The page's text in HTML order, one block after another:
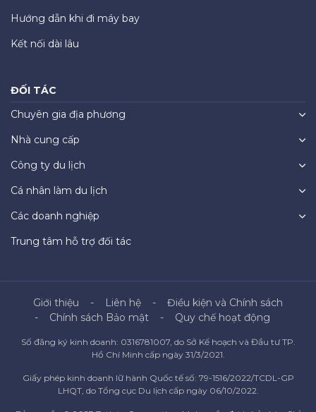
Hướng dẫn khi đi máy bay
Kết nối dài lâu
ĐỐI TÁC
Chuyên gia địa phương
Nhà cung cấp
Công ty du lịch
Cá nhân làm du lịch
Các doanh nghiệp
Trung tâm hỗ trợ đối tác
Giới thiệu Liên hệ
Điều kiện và Chính sách
Chính sách Bảo mật
Quy chế hoạt động
Số đăng ký kinh doanh: 0316781007, do Sở Kế hoạch và Đầu tư TP.
Hồ Chí Minh cấp ngày 31/3/2021.
Giấy phép kinh doanh lữ hành Quốc tế số: 79-1516/2022/TCDL-GP
LHQT, do Tổng cục Du lịch cấp ngày 06/10/2022.